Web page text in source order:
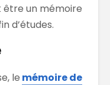
un mémoire
d’études.
le mémoire de